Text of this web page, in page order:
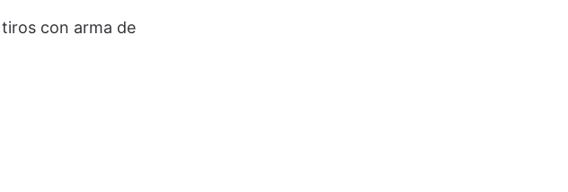
con arma de